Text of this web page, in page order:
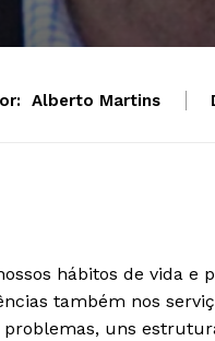
Alberto Martins
hábitos de vida
também nos
uns